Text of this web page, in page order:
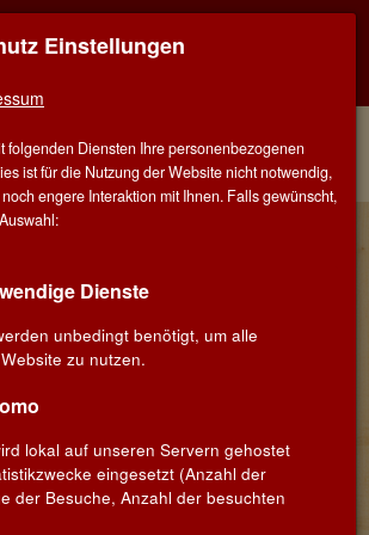
Weisse Rebsorten
Chardonnay
Lieblingswein!
sich alle glücklichen Umstände:
ihn gerne, weil er relativ problemlos zu
Kellermeister sind vom Chardonnay so
Einstellungen
folgenden Diensten Ihre personenbezogenen
ist für die Nutzung der Website nicht notwendig,
engere Interaktion mit Ihnen. Falls gewünscht,
Dienste
unbedingt benötigt, um alle
zu nutzen.
lokal auf unseren Servern gehostet
eingesetzt (Anzahl der
der Besuche, Anzahl der besuchten